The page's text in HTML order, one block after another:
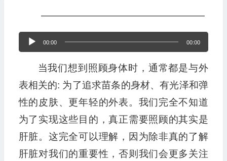
—————————————————
频
放
器
00:00 00:00
当我们想到照顾身体时，通常都是与外
表相关的: 为了追求苗条的身材、有光泽和弹
性的皮肤、更年轻的外表。我们完全不知道
为了实现这些目的，真正需要照顾的其实是
肝脏。这完全可以理解，因为除非真的了解
肝脏对我们的重要性，否则我们会更多关注